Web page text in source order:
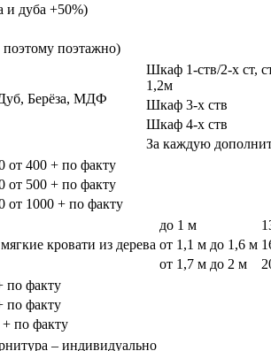
и дуба +50%)
поэтажно)
Берёза, МДФ
Шкаф 1-ств/2-х ст,
1,2м
Шкаф 3-х ств
Шкаф 4-х ств
За каждую
от 400 + по факту
от 500 + по факту
от 1000 + по факту
кровати из дерева
до 1 м
от 1,1 м до 1,6 м
от 1,7 м до 2 м
по факту
по факту
+ по факту
– индивидуально